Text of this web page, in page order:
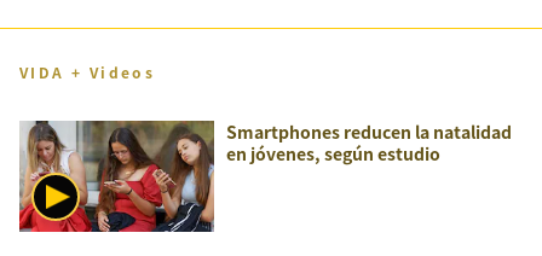
VIDA + Videos
Smartphones reducen la natalidad
en jóvenes, según estudio